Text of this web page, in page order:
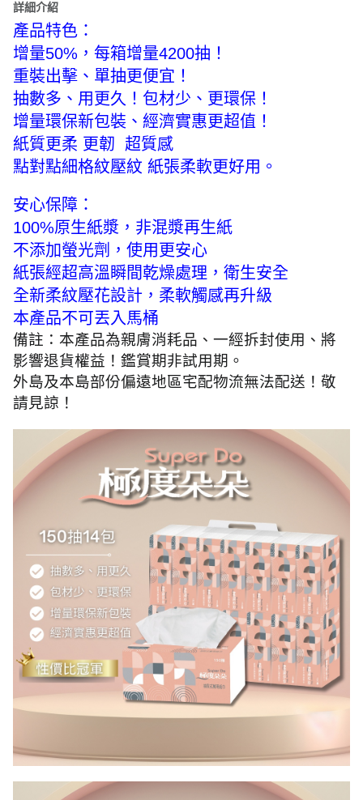
詳細介紹
產品特色：
增量50%，每箱增量4200抽！
重裝出擊、單抽更便宜！
抽數多、用更久！包材少、更環保！
增量環保新包裝、經濟實惠更超值！
紙質更柔 更韌 超質感
點對點細格紋壓紋 紙張柔軟更好用。
安心保障：
100%原生紙漿，非混漿再生紙
不添加螢光劑，使用更安心
紙張經超高溫瞬間乾燥處理，衛生安全
全新柔紋壓花設計，柔軟觸感再升級
本產品不可丟入馬桶
備註：本產品為親膚消耗品、一經拆封使用、將
影響退貨權益！鑑賞期非試用期。
外島及本島部份偏遠地區宅配物流無法配送！敬
請見諒！